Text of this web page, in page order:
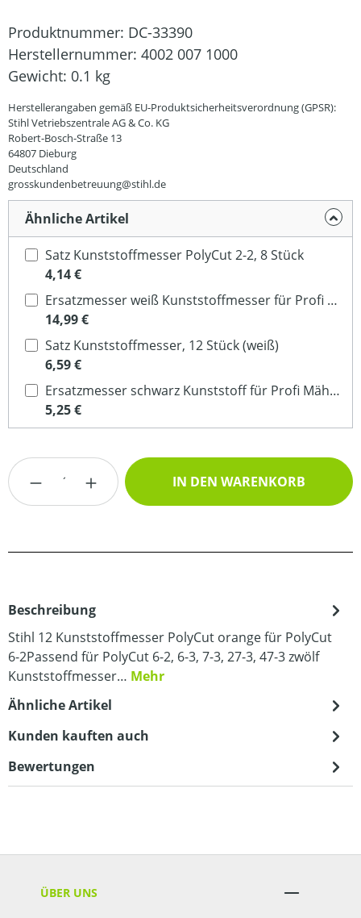
Produktnummer: DC-33390
Herstellernummer: 4002 007 1000
Gewicht: 0.1 kg
Herstellerangaben gemäß EU-Produktsicherheitsverordnung (GPSR):
Stihl Vetriebszentrale AG & Co. KG
Robert-Bosch-Straße 13
64807 Dieburg
Deutschland
grosskundenbetreuung@stihl.de
Ähnliche Artikel
Satz Kunststoffmesser PolyCut 2-2, 8 Stück
4,14 €
Ersatzmesser weiß Kunststoffmesser für Profi Mähkopf (Polycut Bauart)
14,99 €
Satz Kunststoffmesser, 12 Stück (weiß)
6,59 €
Ersatzmesser schwarz Kunststoff für Profi Mähkopf
5,25 €
Produkt Anzahl: Gib den gewünschten
IN DEN WARENKORB
Beschreibung
Stihl 12 Kunststoffmesser PolyCut orange für PolyCut
6-2Passend für PolyCut 6-2, 6-3, 7-3, 27-3, 47-3 zwölf
Kunststoffmesser… Mehr
Ähnliche Artikel
Kunden kauften auch
Bewertungen
ÜBER UNS